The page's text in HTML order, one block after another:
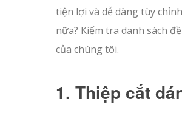
tiện lợi và dễ dàng tùy
nữa? Kiểm tra danh sách
của chúng tôi.
1. Thiệp cắt